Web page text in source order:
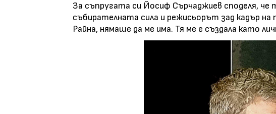
За съпругата си Йосиф Сърчаджиев споделя, че
събирателната сила и режисьорът зад кадър
Райна, нямаше да ме има. Тя ме е създала като